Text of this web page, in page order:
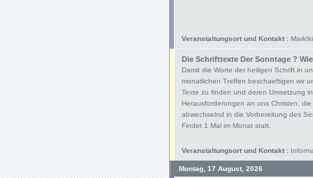
Veranstaltungsort und Kontakt :
Die Schrifttexte Der Sonntage ?
Damit die Worte der heiligen Schrift in
monatlichen Treffen beschaeftigen wir
Texte zu finden und deren Umsetzung
Herausforderungen an uns Christen,
abwechselnd in die Vorbereitung des
Findet 1 Mal im Monat statt.
Veranstaltungsort und Kontakt :
Montag, 17 August, 2026